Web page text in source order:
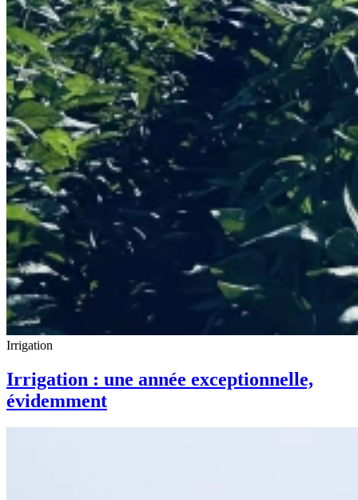
Irrigation
Irrigation : une année exceptionnelle,
évidemment